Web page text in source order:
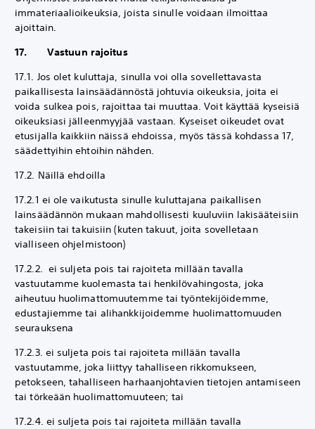
immateriaalioikeuksia, joista sinulle voidaan ilmoittaa
ajoittain.
17. Vastuun rajoitus
17.1. Jos olet kuluttaja, sinulla voi olla sovellettavasta
paikallisesta lainsäädännöstä johtuvia oikeuksia, joita ei
voida sulkea pois, rajoittaa tai muuttaa. Voit käyttää kyseisiä
oikeuksiasi jälleenmyyjää vastaan. Kyseiset oikeudet ovat
etusijalla kaikkiin näissä ehdoissa, myös tässä kohdassa 17,
säädettyihin ehtoihin nähden.
17.2. Näillä ehdoilla
17.2.1 ei ole vaikutusta sinulle kuluttajana paikallisen
lainsäädännön mukaan mahdollisesti kuuluviin lakisääteisiin
takeisiin tai takuisiin (kuten takuut, joita sovelletaan
vialliseen ohjelmistoon)
17.2.2. ei suljeta pois tai rajoiteta millään tavalla
vastuutamme kuolemasta tai henkilövahingosta, joka
aiheutuu huolimattomuutemme tai työntekijöidemme,
edustajiemme tai alihankkijoidemme huolimattomuuden
seurauksena
17.2.3. ei suljeta pois tai rajoiteta millään tavalla
vastuutamme, joka liittyy tahalliseen rikkomukseen,
petokseen, tahalliseen harhaanjohtavien tietojen antamiseen
tai törkeään huolimattomuuteen; tai
17.2.4. ei suljeta pois tai rajoiteta millään tavalla